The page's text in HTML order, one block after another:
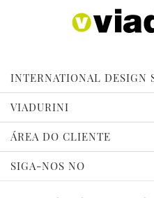
INTERNATIONAL DESIGN
VIADURINI
ÁREA DO CLIENTE
SIGA-NOS NO